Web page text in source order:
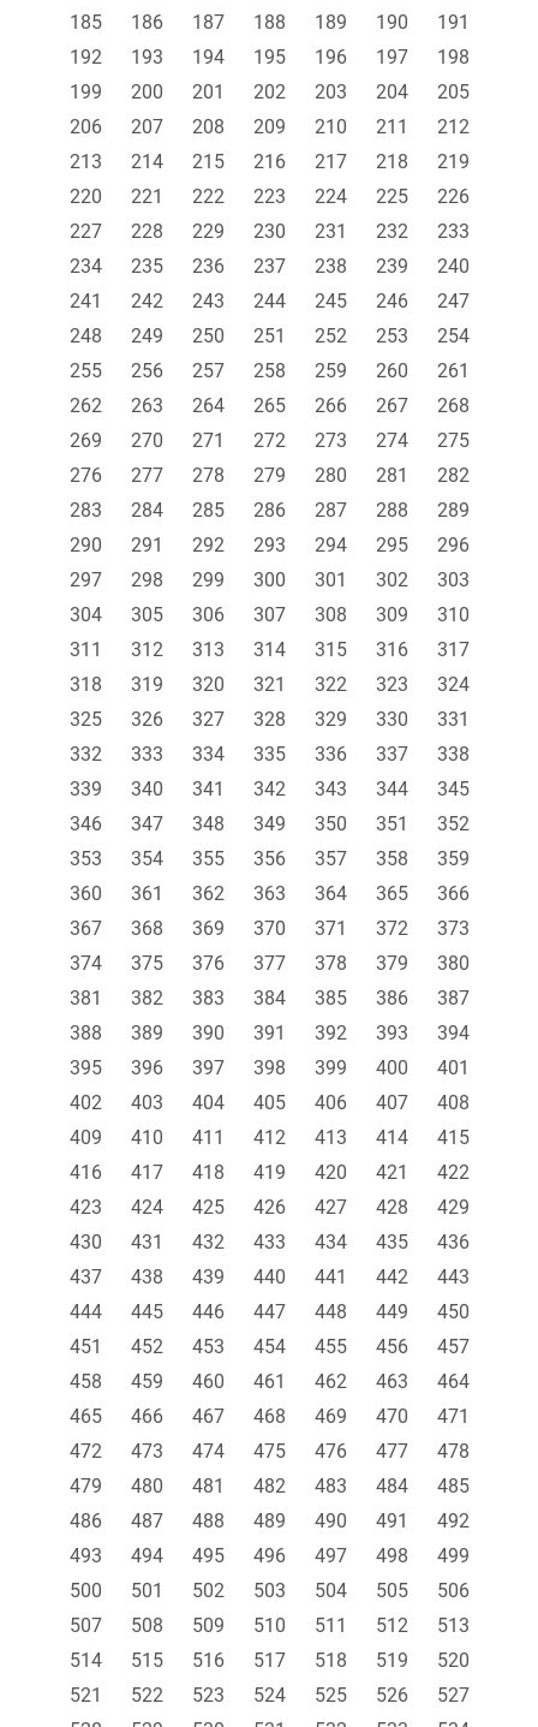
185
186 187 188 189 190
191
192
193 194 195 196 197
198
199
200 201 202 203 204
205
206
207 208 209 210 211
212
213
214 215 216 217 218
219
220
221 222 223 224 225
226
227
228 229 230 231 232
233
234
235 236 237 238 239
240
241
242 243 244 245 246
247
248
249 250 251 252 253
254
255
256 257 258 259 260
261
262
263 264 265 266 267
268
269
270 271 272 273 274
275
276
277 278 279 280 281
282
283
284 285 286 287 288
289
290
291 292 293 294 295
296
297
298 299 300 301 302
303
304
305 306 307 308 309
310
311
312 313 314 315 316
317
318
319 320 321 322 323
324
325
326 327 328 329 330
331
332
333 334 335 336 337
338
339
340 341 342 343 344
345
346
347 348 349 350 351
352
353
354 355 356 357 358
359
360
361 362 363 364 365
366
367
368 369 370 371 372
373
374
375 376 377 378 379
380
381
382 383 384 385 386
387
388
389 390 391 392 393
394
395
396 397 398 399 400
401
402
403 404 405 406 407
408
409
410 411 412 413 414
415
416
417 418 419 420 421
422
423
424 425 426 427 428
429
430
431 432 433 434 435
436
437
438 439 440 441 442
443
444
445 446 447 448 449
450
451
452 453 454 455 456
457
458
459 460 461 462 463
464
465
466 467 468 469 470
471
472
473 474 475 476 477
478
479
480 481 482 483 484
485
486
487 488 489 490 491
492
493
494 495 496 497 498
499
500
501 502 503 504 505
506
507
508 509 510 511 512
513
514
515 516 517 518 519
520
521
522 523 524 525 526
527